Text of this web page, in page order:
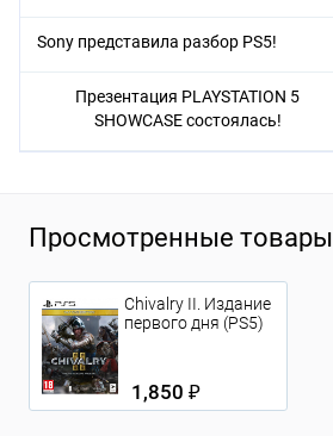
Sony представила разбор PS5!
Презентация PLAYSTATION 5
SHOWCASE состоялась!
Просмотренные товары
Chivalry II. Издание
первого дня (PS5)
1,850 ₽